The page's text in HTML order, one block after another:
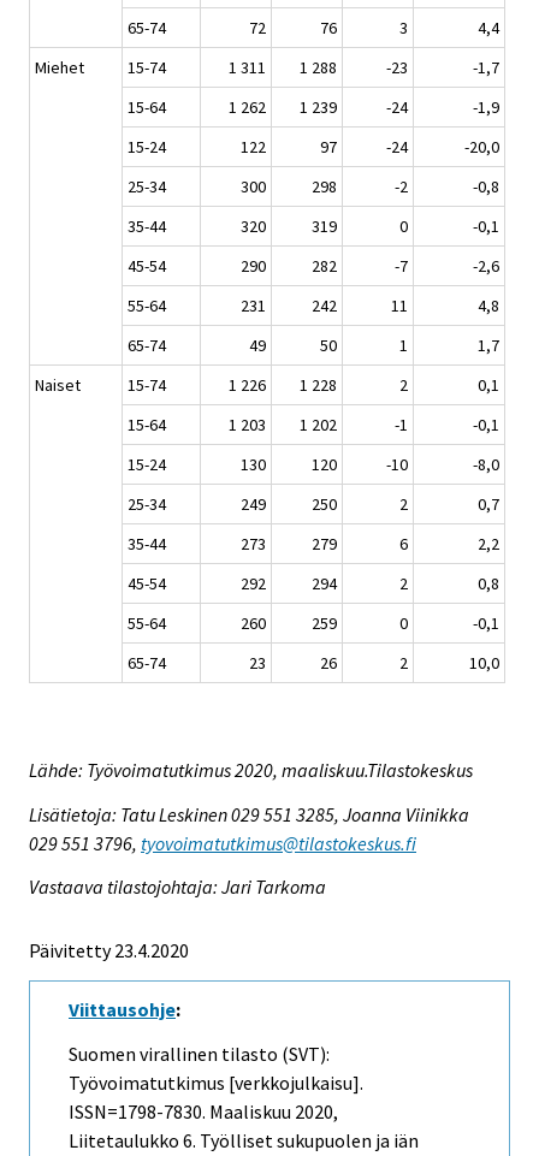
65-74
72 76 3
4,4
Miehet
15-74 1 311 1 288 -23
-1,7
15-64
1 262 1 239 -24
-1,9
15-24
122 97 -24
-20,0
25-34
300 298 -2
-0,8
35-44
320 319 0
-0,1
45-54
290 282 -7
-2,6
55-64
231 242 11
4,8
65-74
49 50 1
1,7
Naiset
15-74 1 226 1 228 2
0,1
15-64
1 203 1 202 -1
-0,1
15-24
130 120 -10
-8,0
25-34
249 250 2
0,7
35-44
273 279 6
2,2
45-54
292 294 2
0,8
55-64
260 259 0
-0,1
65-74
23 26 2 10,0
Lähde: Työvoimatutkimus 2020, maaliskuu.Tilastokeskus
Lisätietoja: Tatu Leskinen 029 551 3285, Joanna Viinikka
029 551 3796, tyovoimatutkimus@tilastokeskus.fi
Vastaava tilastojohtaja: Jari Tarkoma
Päivitetty 23.4.2020
Viittausohje:
Suomen virallinen tilasto (SVT):
Työvoimatutkimus [verkkojulkaisu].
ISSN=1798-7830. Maaliskuu 2020,
Liitetaulukko 6. Työlliset sukupuolen ja iän